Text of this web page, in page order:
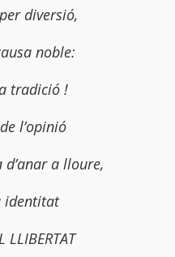
diversió,
noble:
tradició !
l’opinió
a lloure,
identitat
LLIBERTAT